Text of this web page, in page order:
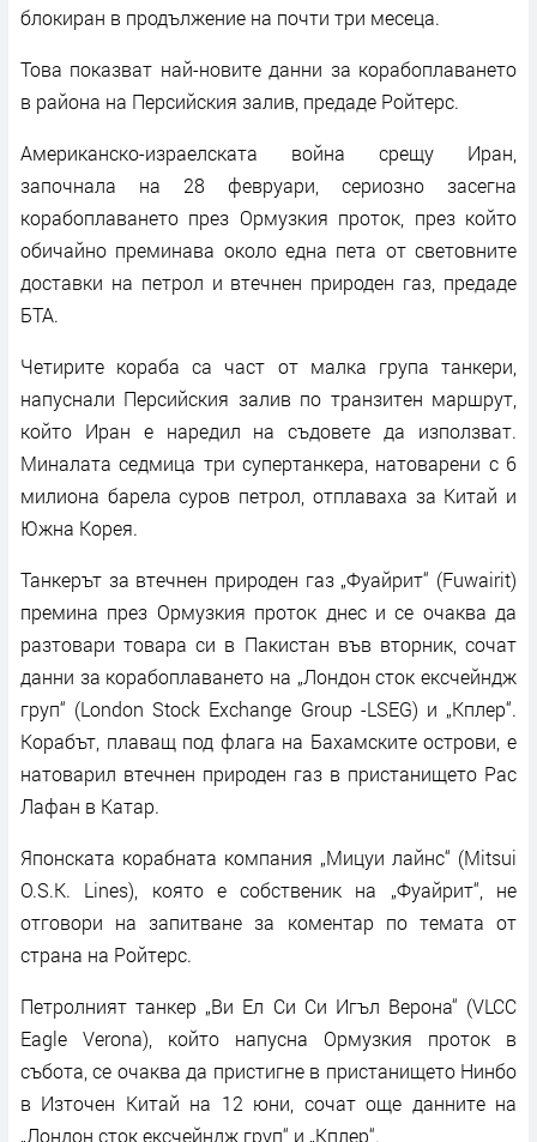
блокиран в продължение на почти три месеца.
Това показват най-новите данни за корабоплаването
в района на Персийския залив, предаде Ройтерс.
Американско-израелската война срещу Иран,
започнала на 28 февруари, сериозно засегна
корабоплаването през Ормузкия проток, през който
обичайно преминава около една пета от световните
доставки на петрол и втечнен природен газ, предаде
БТА.
Четирите кораба са част от малка група танкери,
напуснали Персийския залив по транзитен маршрут,
който Иран е наредил на съдовете да използват.
Миналата седмица три супертанкера, натоварени с 6
милиона барела суров петрол, отплаваха за Китай и
Южна Корея.
Танкерът за втечнен природен газ „Фуайрит“ (Fuwairit)
премина през Ормузкия проток днес и се очаква да
разтовари товара си в Пакистан във вторник, сочат
данни за корабоплаването на „Лондон сток ексчейндж
груп“ (London Stock Exchange Group -LSEG) и „Кплер“.
Корабът, плаващ под флага на Бахамските острови, е
натоварил втечнен природен газ в пристанището Рас
Лафан в Катар.
Японската корабната компания „Мицуи лайнс“ (Mitsui
O.S.K. Lines), която е собственик на „Фуайрит“, не
отговори на запитване за коментар по темата от
страна на Ройтерс.
Петролният танкер „Ви Ел Си Си Игъл Верона“ (VLCC
Eagle Verona), който напусна Ормузкия проток в
събота, се очаква да пристигне в пристанището Нинбо
в Източен Китай на 12 юни, сочат още данните на
„Лондон сток ексчейндж груп“ и „Кплер“.